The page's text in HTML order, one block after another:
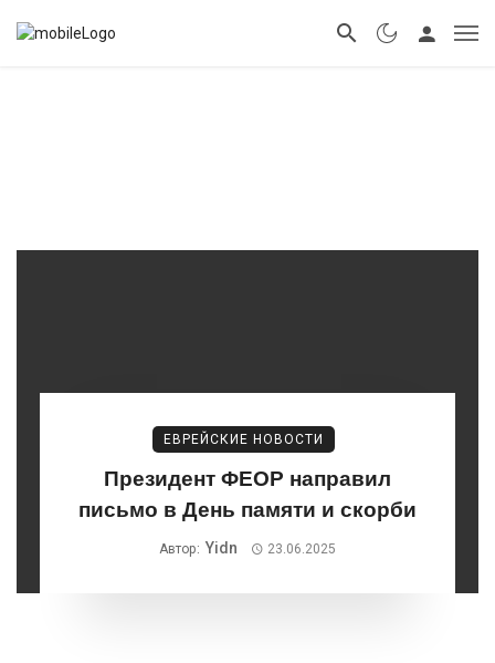
ЕВРЕЙСКИЕ НОВОСТИ
Президент ФЕОР направил
письмо в День памяти и скорби
Автор: Yidn 23.06.2025